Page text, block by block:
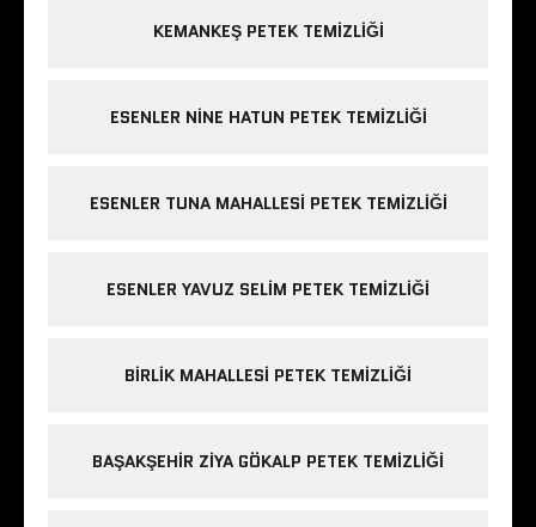
KEMANKEŞ PETEK TEMIZLIĞI
ESENLER NINE HATUN PETEK TEMIZLIĞI
ESENLER TUNA MAHALLESI PETEK TEMIZLIĞI
ESENLER YAVUZ SELIM PETEK TEMIZLIĞI
BIRLIK MAHALLESI PETEK TEMIZLIĞI
BAŞAKŞEHIR ZIYA GÖKALP PETEK TEMIZLIĞI